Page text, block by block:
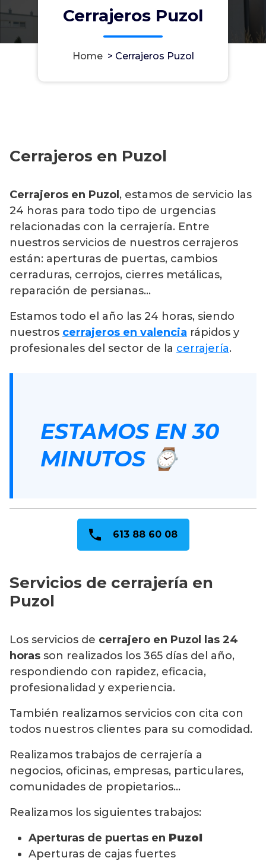
Cerrajeros Puzol
Home> Cerrajeros Puzol
Cerrajeros en Puzol
Cerrajeros en Puzol , estamos de servicio las
24 horas para todo tipo de urgencias
relacionadas con la cerrajería. Entre
nuestros servicios de nuestros cerrajeros
están: aperturas de puertas, cambios
cerraduras, cerrojos, cierres metálicas,
reparación de persianas…
Estamos todo el año las 24 horas, siendo
nuestros cerrajeros en valencia rápidos y
profesionales del sector de la cerrajería.
ESTAMOS EN 30
MINUTOS ⌚
613 88 60 08
Servicios de cerrajería en
Puzol
Los servicios de cerrajero en Puzol las 24
horas son realizados los 365 días del año,
respondiendo con rapidez, eficacia,
profesionalidad y experiencia.
También realizamos servicios con cita con
todos nuestros clientes para su comodidad.
Realizamos trabajos de cerrajería a
negocios, oficinas, empresas, particulares,
comunidades de propietarios…
Realizamos los siguientes trabajos:
Aperturas de puertas en Puzol
Aperturas de cajas fuertes